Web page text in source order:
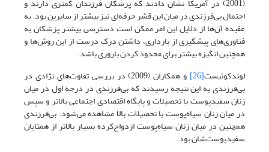
(2001) در آمریکا نشان دادند که پزشکان فرزندان کمتری دارند و
احتمال بی‌فرزندی در میان این قشر حرفه‌ای نیز بیشتر از سایرین بود. به
عقیده آن‌ها از دلایل این امر ممکن است دسترسی بیشتر پزشکان به
فناوری‌های پیشگیری از بارداری، داشتن درک درست از این روش‌ها و
همچنین انگیزه بیشتر برای محدود کردن باروری باشد.
لوندکوئیست[26] و همکاران (2009) در بررسی تفاوت‌های نژادی در
بی‌فرزندی به این نتیجه رسیدند که بی‌فرزندی در درجه اول در میان
زنان سفیدپوست با تحصیلات و پایگاه اقتصادی اجتماعی بالاتر و سپس
در میان زنان سیاه‌پوست با تحصیلات بالا مشاهده می‌شود. بی‌فرزندی
همچنین در میان زنان سیاه‌پوست ازدواج‌کرده بسیار بالاتر از همتایان
سفیدپوست‌شان بود.